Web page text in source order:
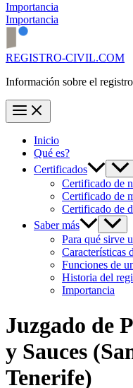
Importancia
Importancia
REGISTRO-CIVIL.COM
Información sobre el
Inicio
Qué es?
Certificados
Certificado de
Certificado de
Certificado de
Saber más
Para qué sirve
Características
Funciones de
Historia del
Importancia
Juzgado de
y Sauces
Tenerife)